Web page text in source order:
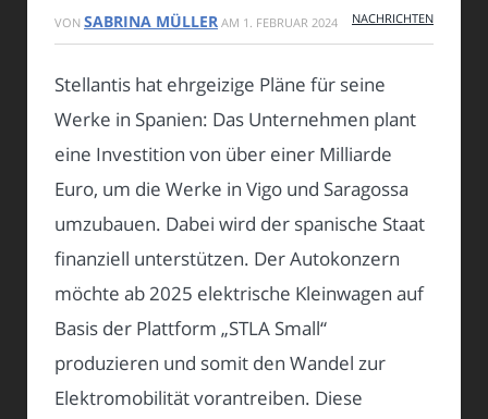
VON SABRINA MÜLLER AM 1. FEBRUAR 2024 NACHRICHTEN
Stellantis hat ehrgeizige Pläne für seine
Werke in Spanien: Das Unternehmen plant
eine Investition von über einer Milliarde
Euro, um die Werke in Vigo und Saragossa
umzubauen. Dabei wird der spanische Staat
finanziell unterstützen. Der Autokonzern
möchte ab 2025 elektrische Kleinwagen auf
Basis der Plattform „STLA Small“
produzieren und somit den Wandel zur
Elektromobilität vorantreiben. Diese